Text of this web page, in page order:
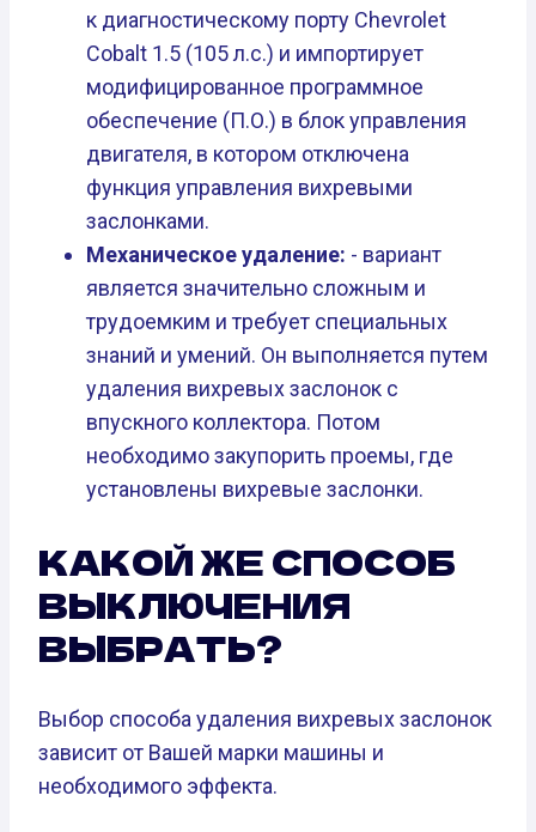
к диагностическому порту Chevrolet
Cobalt 1.5 (105 л.с.) и импортирует
модифицированное программное
обеспечение (П.О.) в блок управления
двигателя, в котором отключена
функция управления вихревыми
заслонками.
Механическое удаление: - вариант
является значительно сложным и
трудоемким и требует специальных
знаний и умений. Он выполняется путем
удаления вихревых заслонок с
впускного коллектора. Потом
необходимо закупорить проемы, где
установлены вихревые заслонки.
КАКОЙ ЖЕ СПОСОБ
ВЫКЛЮЧЕНИЯ
ВЫБРАТЬ?
Выбор способа удаления вихревых заслонок
зависит от Вашей марки машины и
необходимого эффекта.